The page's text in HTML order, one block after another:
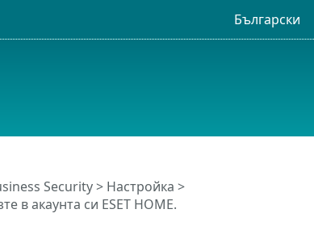
Български
Security> Настройка >
в акаунта си ESET HOME.